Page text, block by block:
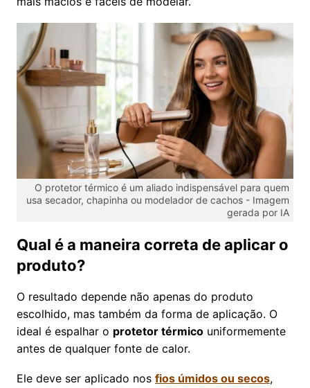
O protetor térmico é um aliado indispensável para quem
usa secador, chapinha ou modelador de cachos - Imagem
gerada por IA
Qual é a maneira correta de aplicar o
produto?
O resultado depende não apenas do produto
escolhido, mas também da forma de aplicação. O
ideal é espalhar o protetor térmico uniformemente
antes de qualquer fonte de calor.
Ele deve ser aplicado nos fios úmidos ou secos,